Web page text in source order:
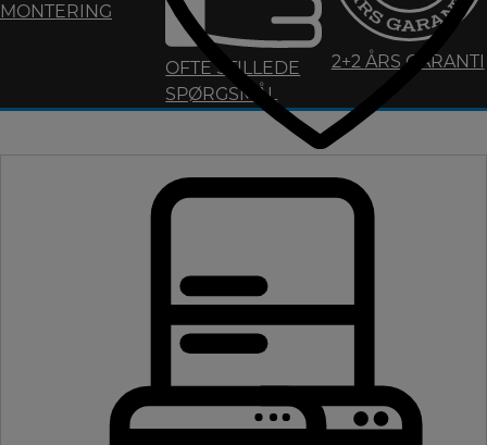
MONTERING
OFTE STILLEDE
SPØRGSMÅL
2+2 ÅRS GARANTI